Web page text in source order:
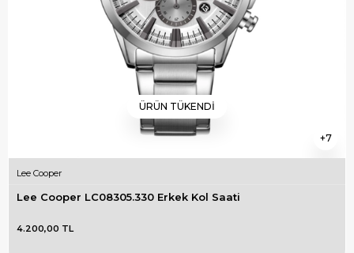
7
ÜRÜN TÜKENDI
Lee Cooper
Lee Cooper LC08305.330 Erkek Kol Saati
4.200,00 TL